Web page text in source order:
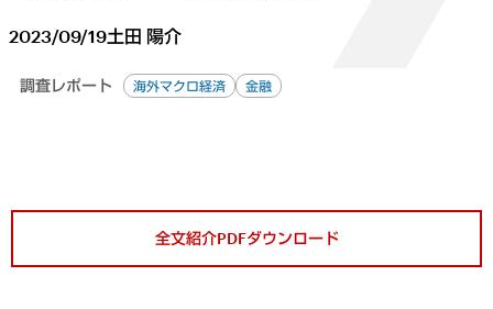
2023/09/19土田 陽介
調査レポート 海外マクロ経済 金融
全文紹介PDFダウンロード